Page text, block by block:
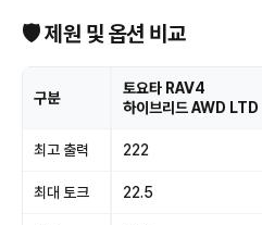
🛡 제원 및 옵션 비교
구분
토요타 RAV4
하이브리드 AWD LTD
최고 출력 222
최대 토크 22.5